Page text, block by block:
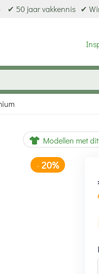
✔ 50 jaar vakkennis ✔
Modellen met